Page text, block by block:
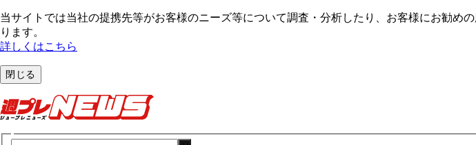
当サイトでは当社の提携先等がお客様のニーズ等について調査・分析したり、お客様にお勧め
ります。
詳しくはこちら
閉じる